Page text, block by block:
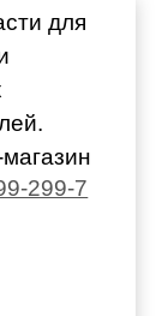
для
299-7